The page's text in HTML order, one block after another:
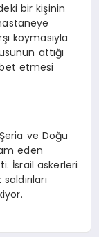
bir kişinin
koymasıyla
attığı
etmesi
ve Doğu
eden
İsrail askerleri